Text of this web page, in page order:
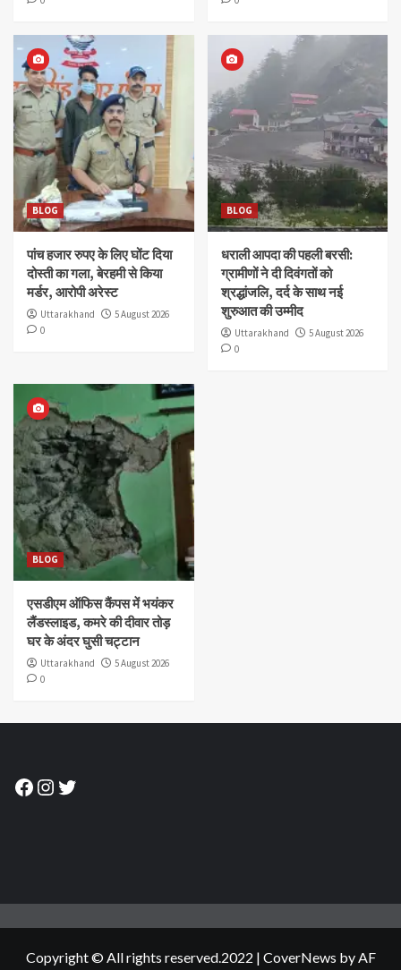
BLOG
पांच हजार रुपए के लिए घोंट दिया
दोस्ती का गला, बेरहमी से किया
मर्डर, आरोपी अरेस्ट
Uttarakhand
5 August 2026
0
BLOG
धराली आपदा की पहली बरसी:
ग्रामीणों ने दी दिवंगतों को
श्रद्धांजलि, दर्द के साथ नई
शुरुआत की उम्मीद
Uttarakhand
5 August 2026
0
BLOG
एसडीएम ऑफिस कैंपस में भयंकर
लैंडस्लाइड, कमरे की दीवार तोड़
घर के अंदर घुसी चट्टान
Uttarakhand
5 August 2026
0
Facebook
Instagram
Twitter
Copyright © All rights reserved.2022 | CoverNews by AF